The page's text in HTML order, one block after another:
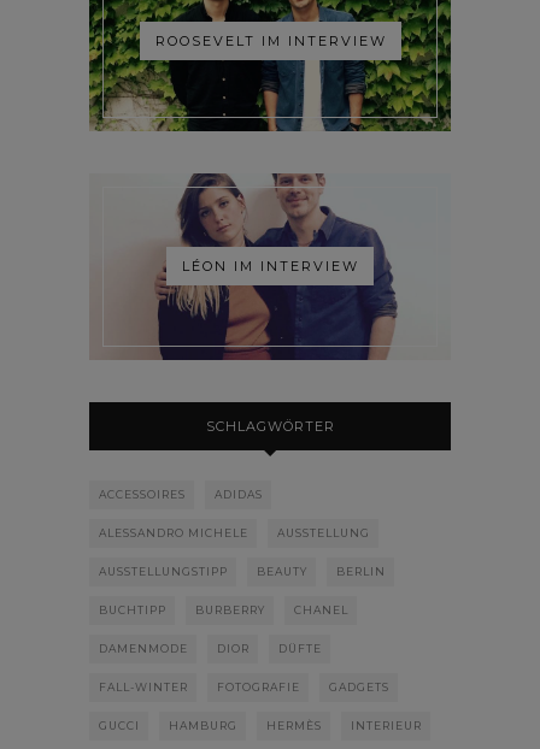
ROOSEVELT IM INTERVIEW
LÉON IM INTERVIEW
SCHLAGWÖRTER
ACCESSOIRES ADIDAS
ALESSANDRO MICHELE AUSSTELLUNG
AUSSTELLUNGSTIPP BEAUTY BERLIN
BUCHTIPP BURBERRY CHANEL
DAMENMODE DIOR DÜFTE
FALL-WINTER FOTOGRAFIE GADGETS
GUCCI HAMBURG HERMÈS INTERIEUR